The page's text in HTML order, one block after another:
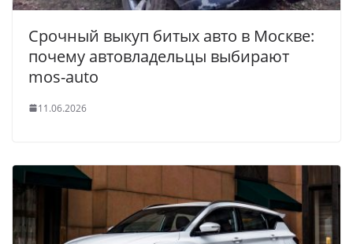
Срочный выкуп битых авто в Москве:
почему автовладельцы выбирают
mos-auto
11.06.2026